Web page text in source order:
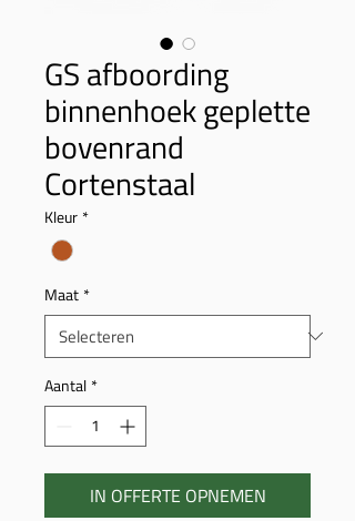
GS afboording
binnenhoek geplette
bovenrand
Cortenstaal
Kleur*
Maat*
Aantal*
IN OFFERTE OPNEMEN